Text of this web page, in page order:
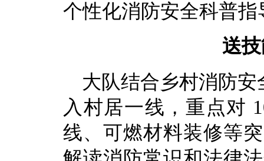
个性化消防安全科普指
送
大队结合乡村消防
入村居一线，重点对
线、可燃材料装修等